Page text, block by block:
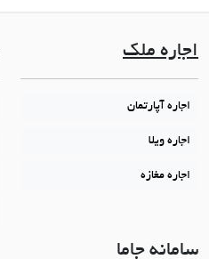
اجاره ملک
اجاره آپارتمان
اجاره ویلا
اجاره مغازه
سامانه جاما